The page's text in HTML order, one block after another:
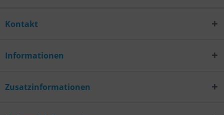
Kontakt
Informationen
Zusatzinformationen